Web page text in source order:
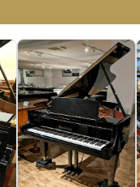
送料について
保証サービス
中古ピアノの状態につい
て